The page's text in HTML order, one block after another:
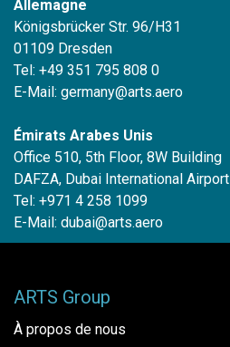
Allemagne
Königsbrücker Str. 96/H31
01109 Dresden
Tel: +49 351 795 808 0
E-Mail: germany@arts.aero
Émirats Arabes Unis
Office 510, 5th Floor, 8W Building
DAFZA, Dubai International Airport
Tel: +971 4 258 1099
E-Mail: dubai@arts.aero
ARTS Group
À propos de nous